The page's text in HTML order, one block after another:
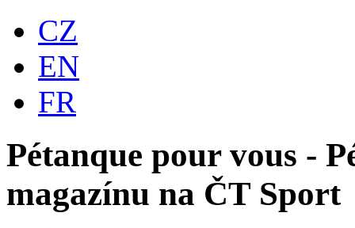
CZ
EN
FR
Pétanque pour vous -
magazínu na ČT Sport